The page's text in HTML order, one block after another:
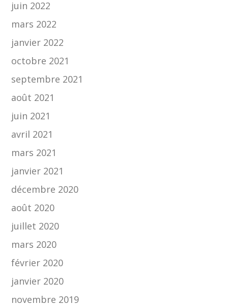
juin 2022
mars 2022
janvier 2022
octobre 2021
septembre 2021
août 2021
juin 2021
avril 2021
mars 2021
janvier 2021
décembre 2020
août 2020
juillet 2020
mars 2020
février 2020
janvier 2020
novembre 2019